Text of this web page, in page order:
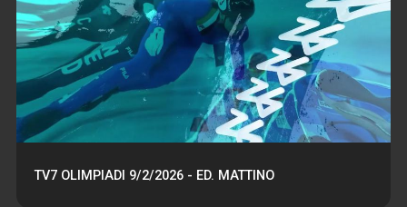
TV7 OLIMPIADI 9/2/2026 - ED. MATTINO